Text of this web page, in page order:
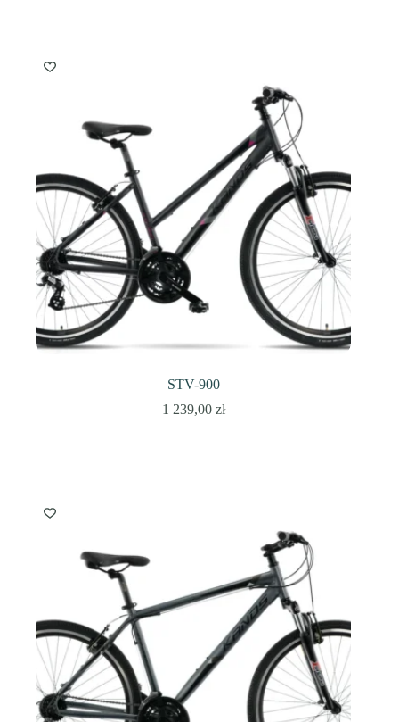
STV-900
1 239,00 zł